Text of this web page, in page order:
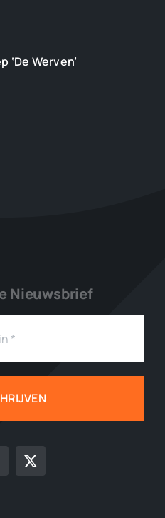
Werven’
Nieuwsbrief